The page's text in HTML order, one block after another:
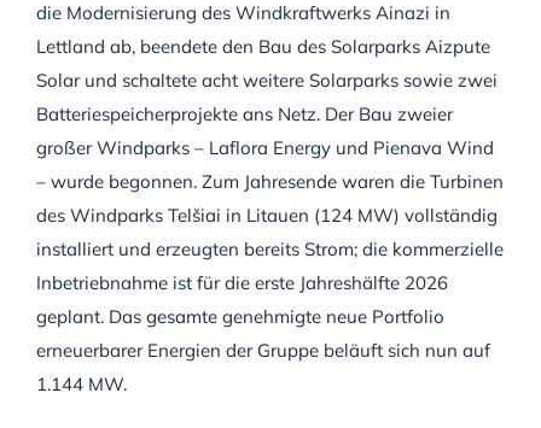
die Modernisierung des Windkraftwerks Ainazi in
Lettland ab, beendete den Bau des Solarparks Aizpute
Solar und schaltete acht weitere Solarparks sowie zwei
Batteriespeicherprojekte ans Netz. Der Bau zweier
großer Windparks – Laflora Energy und Pienava Wind
– wurde begonnen. Zum Jahresende waren die Turbinen
des Windparks Telšiai in Litauen (124 MW) vollständig
installiert und erzeugten bereits Strom; die kommerzielle
Inbetriebnahme ist für die erste Jahreshälfte 2026
geplant. Das gesamte genehmigte neue Portfolio
erneuerbarer Energien der Gruppe beläuft sich nun auf
1.144 MW.